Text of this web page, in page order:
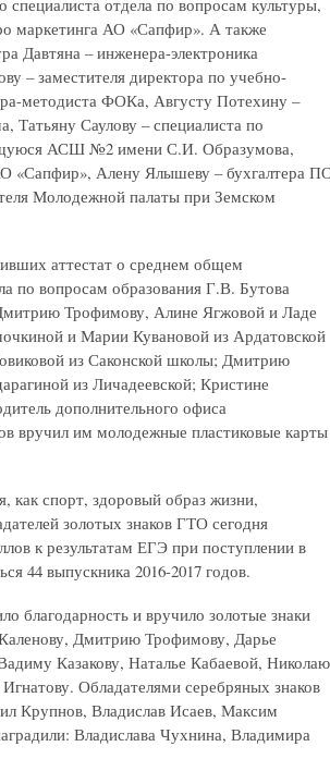
отдела по вопросам культуры,
маркетинга АО «Сапфир». А также
Давтяна – инженера-электроника
– заместителя директора по учебно-
методиста ФОКа, Августу Потехину –
Татьяну Саулову – специалиста по
АСШ №2 имени С.И. Образумова,
«Сапфир», Алену Ялышеву – бухгалтера
Молодежной палаты при Земском
аттестат о среднем общем
по вопросам образования Г.В. Бутова
Трофимову, Алине Ягжовой и Ладе
и Марии Кувановой из Ардатовской
из Саконской школы; Дмитрию
из Личадеевской; Кристине
дополнительного офиса
вручил им молодежные пластиковые карты
как спорт, здоровый образ жизни,
золотых знаков ГТО сегодня
к результатам ЕГЭ при поступлении в
44 выпускника 2016-2017 годов.
благодарность и вручило золотые знаки
Дмитрию Трофимову, Дарье
Казакову, Наталье Кабаевой, Николаю
Обладателями серебряных знаков
Крупнов, Владислав Исаев, Максим
Владислава Чухнина, Владимира